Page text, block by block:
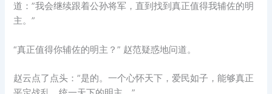
道：”我会继续跟着公孙将军，直到找到真正值得我辅佐的明
主。”
“真正值得你辅佐的明主？” 赵范疑惑地问道。
赵云点了点头：”是的。一个心怀天下，爱民如子，能够真正